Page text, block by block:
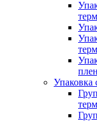
Упаковка